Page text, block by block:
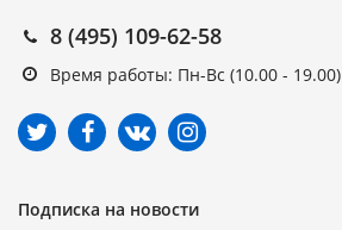
8 (495) 109-62-58
Время работы: Пн-Вс (10.00 - 19.00)
Подписка на новости